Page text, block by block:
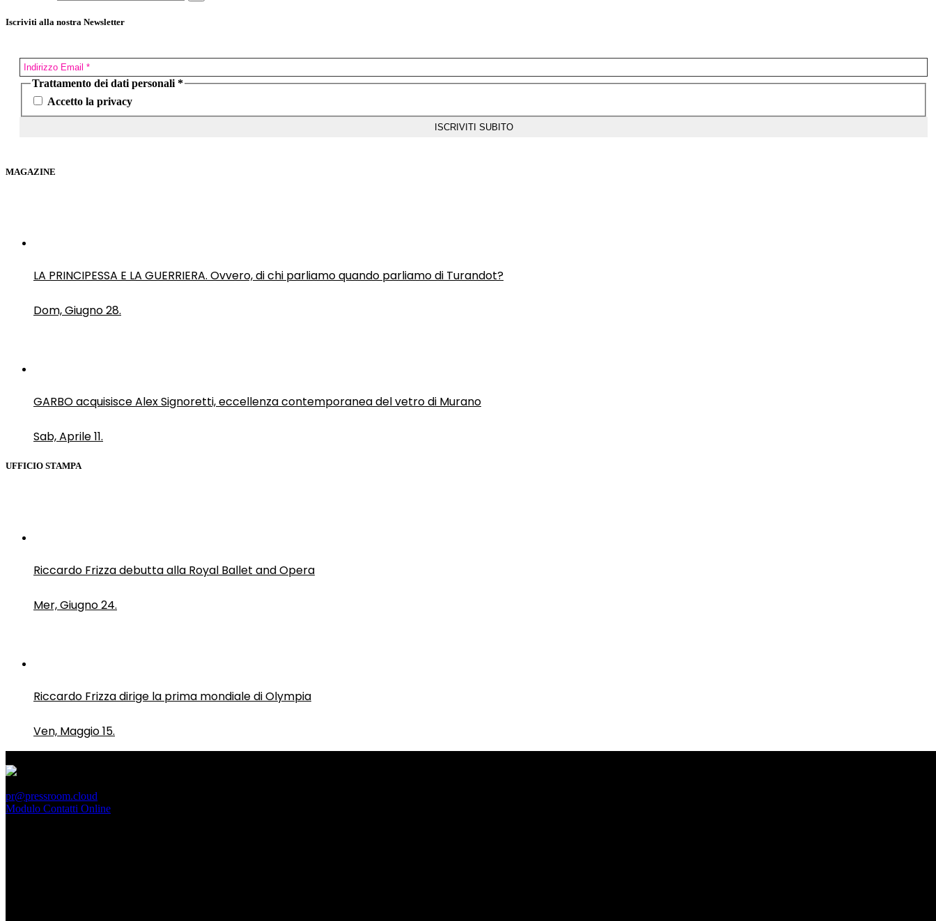
Iscriviti alla nostra Newsletter
Trattamento dei dati personali *
Accetto la privacy
MAGAZINE
LA PRINCIPESSA E LA GUERRIERA. Ovvero, di chi parliamo quando parliamo di Turandot?
Dom, Giugno 28.
GARBO acquisisce Alex Signoretti, eccellenza contemporanea del vetro di Murano
Sab, Aprile 11.
UFFICIO STAMPA
Riccardo Frizza debutta alla Royal Ballet and Opera
Mer, Giugno 24.
Riccardo Frizza dirige la prima mondiale di Olympia
Ven, Maggio 15.
pr@pressroom.cloud
Modulo Contatti Online